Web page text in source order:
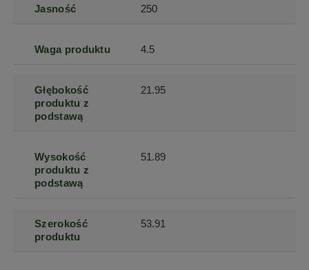
Jasność 250
Waga produktu 4.5
Głębokość
produktu z
podstawą
21.95
Wysokość
produktu z
podstawą
51.89
Szerokość
produktu
53.91